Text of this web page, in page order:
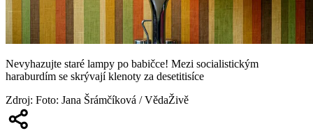
Nevyhazujte staré lampy po babičce! Mezi socialistickým
haraburdím se skrývají klenoty za desetitisíce
Zdroj: Foto: Jana Šrámčíková / VědaŽivě